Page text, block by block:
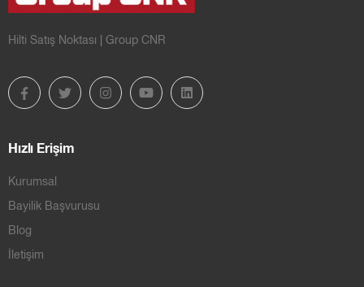
Hilti Satış Noktası | Group CNR
Hızlı Erişim
Kurumsal
Bayilik Başvurusu
Blog
İletişim